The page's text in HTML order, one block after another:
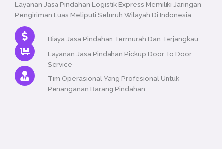
Layanan Jasa Pindahan Logistik Express Memiliki Jaringan
Pengiriman Luas Meliputi Seluruh Wilayah Di Indonesia
Biaya Jasa Pindahan Termurah Dan Terjangkau
Layanan Jasa Pindahan Pickup Door To Door
Service
Tim Operasional Yang Profesional Untuk
Penanganan Barang Pindahan